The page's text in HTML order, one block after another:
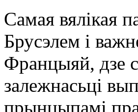
Самая вялікая
Брусэлем і
Францыяй, дзе
залежнасьці
прынцыпамі